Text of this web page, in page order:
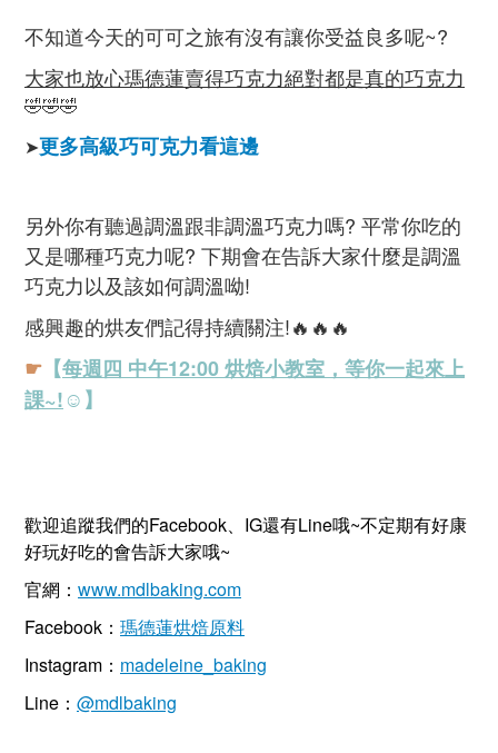
不知道今天的可可之旅有沒有讓你受益良多呢~?
大家也放心瑪德蓮賣得巧克力絕對都是真的巧克力
🤣🤣🤣
➤更多高級巧可克力看這邊
另外你有聽過調溫跟非調溫巧克力嗎? 平常你吃的
又是哪種巧克力呢? 下期會在告訴大家什麼是調溫
巧克力以及該如何調溫呦!
感興趣的烘友們記得持續關注!🔥🔥🔥
☛ 【每週四 中午12:00 烘焙小教室，等你一起來上
課~!☺】
歡迎追蹤我們的Facebook、IG還有Line哦~不定期有好康
好玩好吃的會告訴大家哦~
官網： www.mdlbaking.com
Facebook： 瑪德蓮烘焙原料
Instagram： madeleine_baking
Line： @mdlbaking